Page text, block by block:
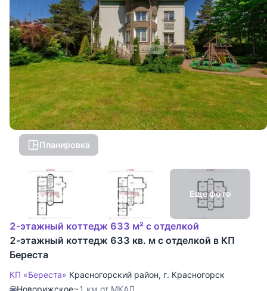
Планировка
Еще фото
2-этажный коттедж 633 м² с отделкой
2-этажный коттедж 633 кв. м с отделкой в КП
Береста
КП «Береста» Красногорский район, г. Красногорск
Новорижское~1 км от МКАД